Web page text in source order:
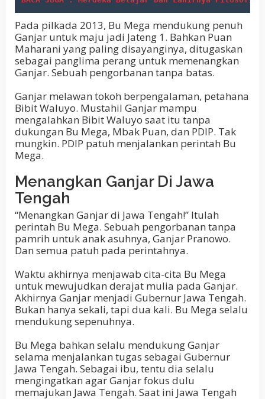
Pada pilkada 2013, Bu Mega mendukung penuh
Ganjar untuk maju jadi Jateng 1. Bahkan Puan
Maharani yang paling disayanginya, ditugaskan
sebagai panglima perang untuk memenangkan
Ganjar. Sebuah pengorbanan tanpa batas.
Ganjar melawan tokoh berpengalaman, petahana
Bibit Waluyo. Mustahil Ganjar mampu
mengalahkan Bibit Waluyo saat itu tanpa
dukungan Bu Mega, Mbak Puan, dan PDIP. Tak
mungkin. PDIP patuh menjalankan perintah Bu
Mega.
Menangkan Ganjar Di Jawa
Tengah
“Menangkan Ganjar di Jawa Tengah!” Itulah
perintah Bu Mega. Sebuah pengorbanan tanpa
pamrih untuk anak asuhnya, Ganjar Pranowo.
Dan semua patuh pada perintahnya.
Waktu akhirnya menjawab cita-cita Bu Mega
untuk mewujudkan derajat mulia pada Ganjar.
Akhirnya Ganjar menjadi Gubernur Jawa Tengah.
Bukan hanya sekali, tapi dua kali. Bu Mega selalu
mendukung sepenuhnya.
Bu Mega bahkan selalu mendukung Ganjar
selama menjalankan tugas sebagai Gubernur
Jawa Tengah. Sebagai ibu, tentu dia selalu
mengingatkan agar Ganjar fokus dulu
memajukan Jawa Tengah. Saat ini Jawa Tengah